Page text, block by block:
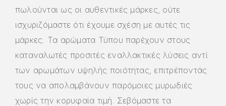
πωλούνται ως οι αυθεντικές μάρκες, ούτε
ισχυριζόμαστε ότι έχουμε σχέση με αυτές τις
μάρκες. Τα αρώματα Τύπου παρέχουν στους
καταναλωτές προσιτές εναλλακτικές λύσεις αντί
των αρωμάτων υψηλής ποιότητας, επιτρέποντάς
τους να απολαμβάνουν παρόμοιες μυρωδιές
χωρίς την κορυφαία τιμή. Σεβόμαστε τα